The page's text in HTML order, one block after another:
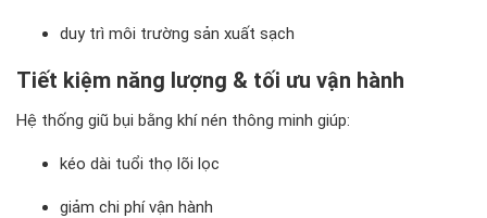
duy trì môi trường sản xuất sạch
Tiết kiệm năng lượng & tối ưu vận hành
Hệ thống giũ bụi bằng khí nén thông minh giúp:
kéo dài tuổi thọ lõi lọc
giảm chi phí vận hành